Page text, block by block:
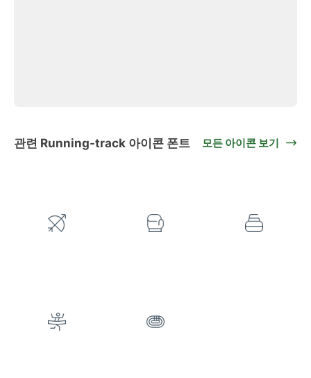
관련 Running-track 아이콘 폰트 모든 아이콘 보기